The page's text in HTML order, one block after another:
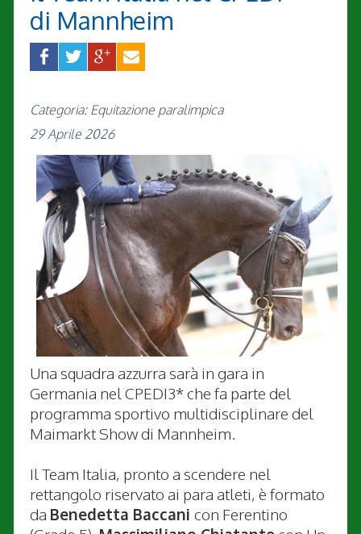
di Mannheim
Categoria: Equitazione paralimpica
29 Aprile 2026
Una squadra azzurra sarà in gara in
Germania nel CPEDI3* che fa parte del
programma sportivo multidisciplinare del
Maimarkt Show di Mannheim.
Il Team Italia, pronto a scendere nel
rettangolo riservato ai para atleti, è formato
da Benedetta Baccani con Ferentino